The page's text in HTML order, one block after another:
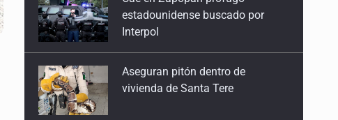
Aseguran pitón dentro de
vivienda de Santa Tere
Policías bajo la mira: La CEDHJ